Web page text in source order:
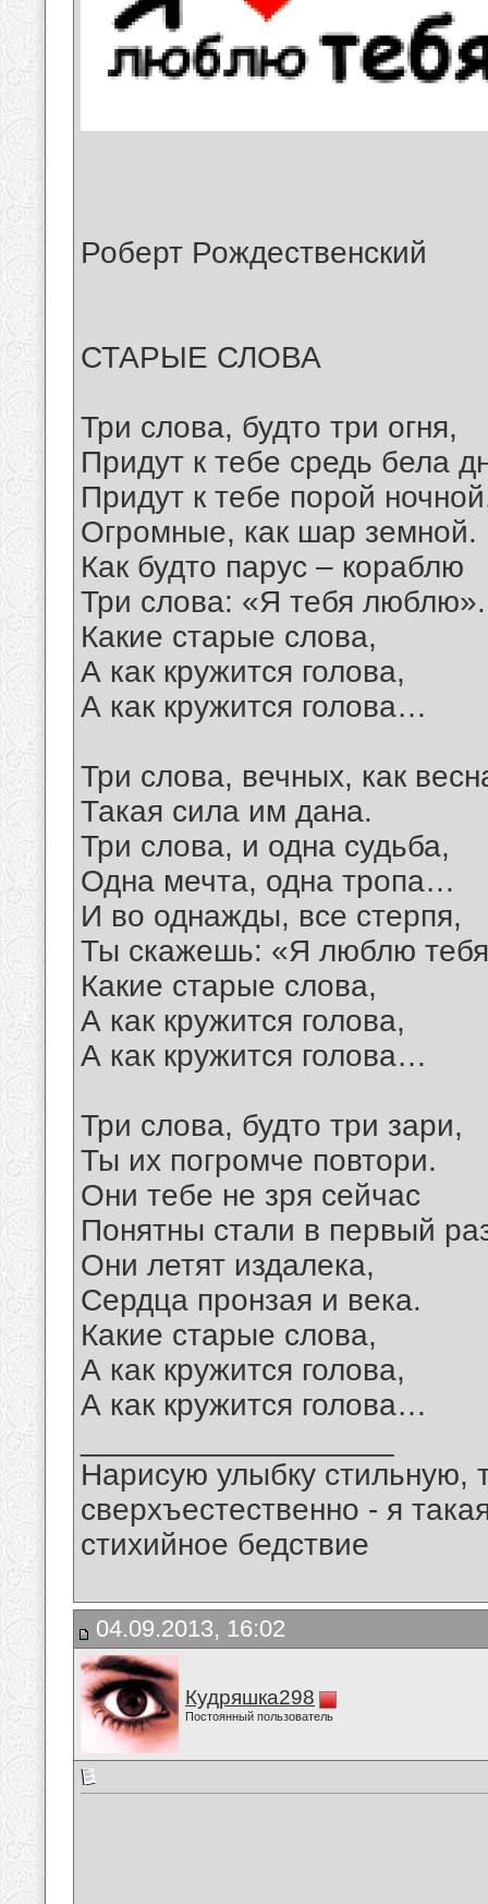
Роберт Рождественский
СТАРЫЕ СЛОВА
Три слова, будто три огня,
Придут к тебе средь бела
Придут к тебе порой
Огромные, как шар земной.
Как будто парус – кораблю
Три слова: «Я тебя люблю».
Какие старые слова,
А как кружится голова,
А как кружится голова…
Три слова, вечных, как
Такая сила им дана.
Три слова, и одна судьба,
Одна мечта, одна тропа…
И во однажды, все стерпя,
Ты скажешь: «Я люблю
Какие старые слова,
А как кружится голова,
А как кружится голова…
Три слова, будто три зари,
Ты их погромче повтори.
Они тебе не зря сейчас
Понятны стали в первый
Они летят издалека,
Сердца пронзая и века.
Какие старые слова,
А как кружится голова,
А как кружится голова…
Нарисую улыбку стильную,
сверхъестественно - я
стихийное бедствие
04.09.2013, 16:02
Кудряшка298
Постоянный пользователь